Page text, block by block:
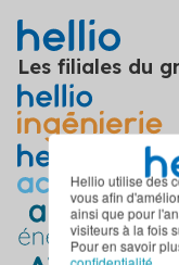
Hellio utilise des
vous afin
ainsi que pour
visiteurs à la fois
Pour en savoir
Les filiales du